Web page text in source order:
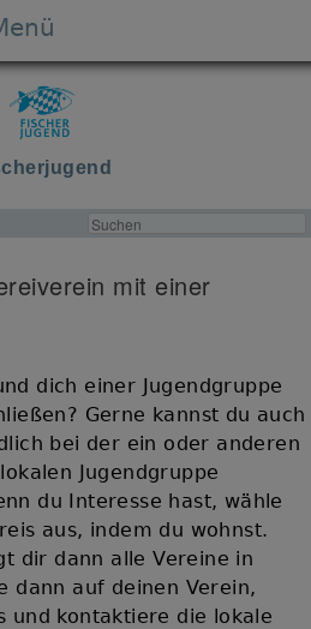
mit einer
dich einer Jugendgruppe
Gerne kannst du auch
bei der ein oder anderen
Jugendgruppe
du Interesse hast, wähle
aus, indem du wohnst.
dir dann alle Vereine in
dann auf deinen Verein,
und kontaktiere die lokale